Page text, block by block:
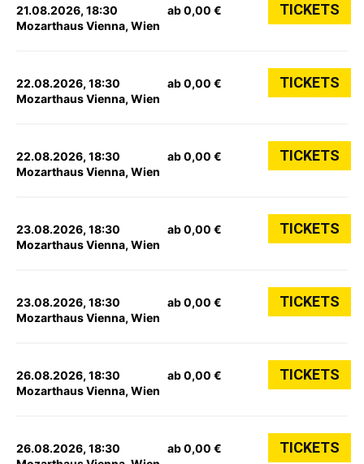
21.08.2026, 18:30
Mozarthaus Vienna, Wien
ab 0,00 € TICKETS
22.08.2026, 18:30
Mozarthaus Vienna, Wien
ab 0,00 € TICKETS
22.08.2026, 18:30
Mozarthaus Vienna, Wien
ab 0,00 € TICKETS
23.08.2026, 18:30
Mozarthaus Vienna, Wien
ab 0,00 € TICKETS
23.08.2026, 18:30
Mozarthaus Vienna, Wien
ab 0,00 € TICKETS
26.08.2026, 18:30
Mozarthaus Vienna, Wien
ab 0,00 € TICKETS
26.08.2026, 18:30
ab 0,00 € TICKETS